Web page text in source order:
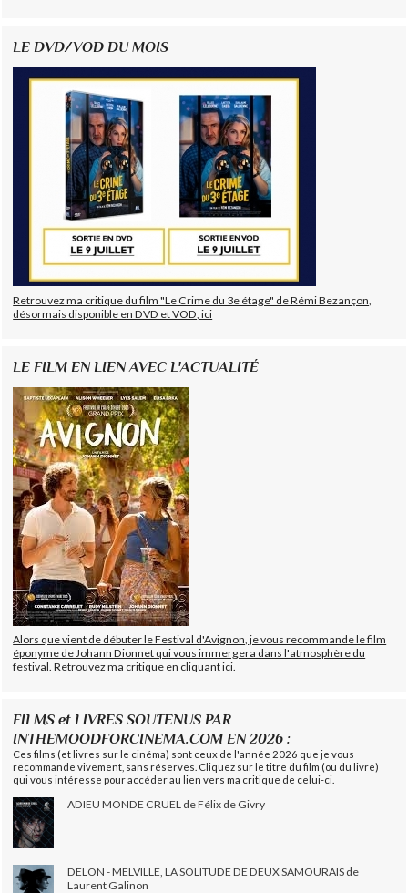
LE DVD/VOD DU MOIS
Retrouvez ma critique du film "Le Crime du 3e étage" de Rémi Bezançon,
désormais disponible en DVD et VOD, ici
LE FILM EN LIEN AVEC L'ACTUALITÉ
Alors que vient de débuter le Festival d'Avignon, je vous recommande le film
éponyme de Johann Dionnet qui vous immergera dans l'atmosphère du
festival. Retrouvez ma critique en cliquant ici.
FILMS et LIVRES SOUTENUS PAR
INTHEMOODFORCINEMA.COM EN 2026 :
Ces films (et livres sur le cinéma) sont ceux de l'année 2026 que je vous
recommande vivement, sans réserves. Cliquez sur le titre du film (ou du livre)
qui vous intéresse pour accéder au lien vers ma critique de celui-ci.
ADIEU MONDE CRUEL de Félix de Givry
DELON - MELVILLE, LA SOLITUDE DE DEUX SAMOURAÏS de
Laurent Galinon